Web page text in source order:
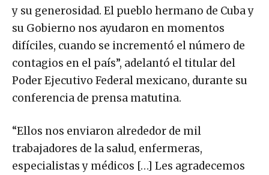
y su generosidad. El pueblo hermano de Cuba y
su Gobierno nos ayudaron en momentos
difíciles, cuando se incrementó el número de
contagios en el país”, adelantó el titular del
Poder Ejecutivo Federal mexicano, durante su
conferencia de prensa matutina.
“Ellos nos enviaron alrededor de mil
trabajadores de la salud, enfermeras,
especialistas y médicos […] Les agradecemos